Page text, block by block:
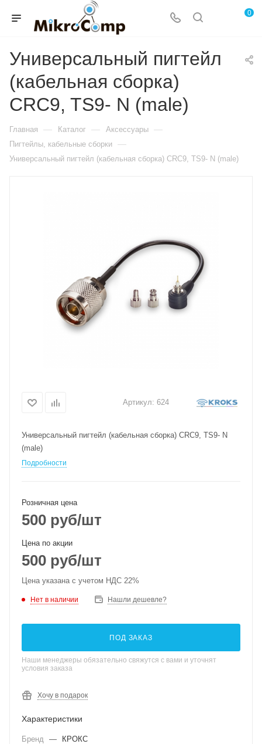
0
Универсальный пигтейл
(кабельная сборка)
CRC9, TS9- N (male)
Главная — Каталог — Аксессуары —
Пигтейлы, кабельные сборки —
Универсальный пигтейл (кабельная сборка) CRC9, TS9- N (male)
Артикул: 624
Универсальный пигтейл (кабельная сборка) CRC9, TS9- N
(male)
Подробности
Розничная цена
500 руб/шт
Цена по акции
500 руб/шт
Цена указана с учетом НДС 22%
Нет в наличии Нашли дешевле?
ПОД ЗАКАЗ
Наши менеджеры обязательно свяжутся с вами и уточнят
условия заказа
Хочу в подарок
Характеристики
Бренд —
КРОКС